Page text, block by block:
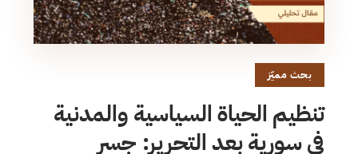
بحث مميّز
تنظيم الحياة السياسية والمدنية
في سورية بعد التحرير: جسر